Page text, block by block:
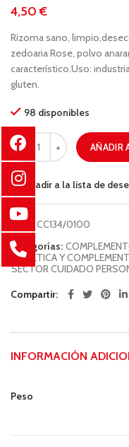
€
Rizoma sano,
zedoaria Rose, polvo
característico.Uso:
gluten.
98 disponibles
AÑADIR
Añadir a la lista de
COD: CC134/0100
Categorías:
DIETÉTICA Y
SECTOR CUIDADO
Compartir
INFORMACIÓN
Peso